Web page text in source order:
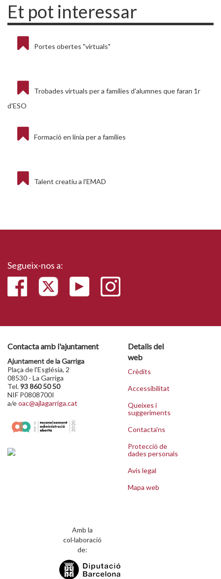
Et pot interessar
Portes obertes "virtuals"
Trobades virtuals per a famílies d'alumnes que faran 1r
d'ESO
Formació en línia per a famílies
Talent creatiu a l'EMAD
Segueix-nos a:
Contacta amb l'ajuntament
Ajuntament de la Garriga
Plaça de l'Església, 2
08530 - La Garriga
Tel.93 860 50 50
NIF P0808700I
a/eoac@ajlagarriga.cat
Detalls del
web
Crèdits
Accessibilitat
Queixes i
suggeriments
Contacta'ns
Protecció de
dades personals
Avís legal
Mapa web
Amb la
col·laboració
de: